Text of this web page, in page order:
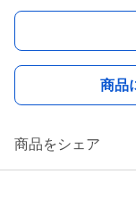
商品
商品をシェア